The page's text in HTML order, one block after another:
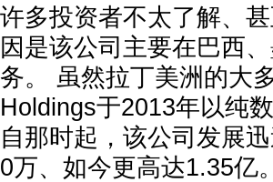
许多投资者不太了解、
因是该公司主要在巴西
务。 虽然拉丁美洲的大
Holdings于2013年以纯
自那时起，该公司发展
0万、如今更高达1.35亿。